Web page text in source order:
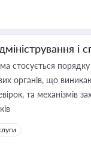
і
стосується
органів, що
та механізмів